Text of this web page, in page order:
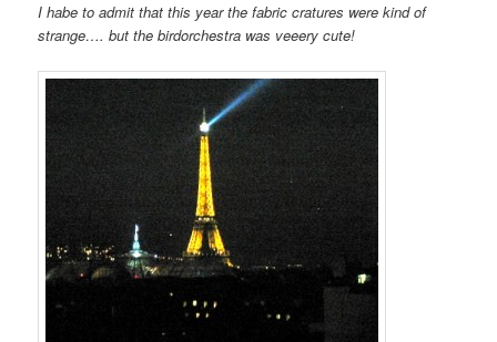
I habe to admit that this year the fabric cratures were kind of
strange…. but the birdorchestra was veeery cute!